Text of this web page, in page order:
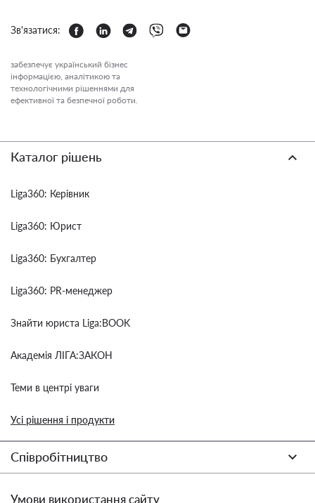
Зв'язатися:
забезпечує український бізнес
інформацією, аналітикою та
технологічними рішеннями для
ефективної та безпечної роботи.
Каталог рішень
Liga360: Керівник
Liga360: Юрист
Liga360: Бухгалтер
Liga360: PR-менеджер
Знайти юриста Liga:BOOK
Академія ЛІГА:ЗАКОН
Теми в центрі уваги
Усі рішення і продукти
Співробітництво
Умови використання сайту